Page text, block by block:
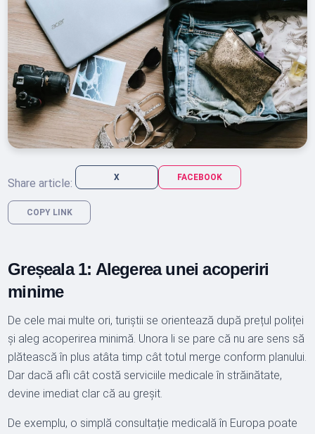
Share article: X FACEBOOK
COPY LINK
Greșeala 1: Alegerea unei acoperiri
minime
De cele mai multe ori, turiștii se orientează după prețul poliței
și aleg acoperirea minimă. Unora li se pare că nu are sens să
plătească în plus atâta timp cât totul merge conform planului.
Dar dacă afli cât costă serviciile medicale în străinătate,
devine imediat clar că au greșit.
De exemplu, o simplă consultație medicală în Europa poate